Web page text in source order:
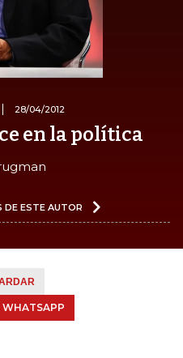
28/04/2012
en la política
DE ESTE AUTOR
WHATSAPP